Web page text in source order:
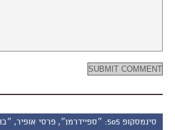
סינמסקופ 505: ״ספיידרמן״, פרסי